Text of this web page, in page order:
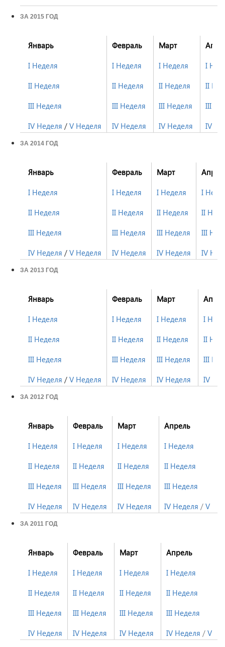
ЗА 2015 ГОД
Январь
I Неделя
II Неделя
III Неделя
IV Неделя / V Неделя
Февраль
I Неделя
II Неделя
III Неделя
IV Неделя
Март
I Неделя
II Неделя
III Неделя
IV Неделя
I
II
III
IV
ЗА 2014 ГОД
Январь
I Неделя
II Неделя
III Неделя
IV Неделя / V Неделя
Февраль
I Неделя
II Неделя
III Неделя
IV Неделя
Март
I Неделя
II Неделя
III Неделя
IV Неделя
I
II
III
IV
ЗА 2013 ГОД
Январь
I Неделя
II Неделя
III Неделя
IV Неделя / V Неделя
Февраль
I Неделя
II Неделя
III Неделя
IV Неделя
Март
I Неделя
II Неделя
III Неделя
IV Неделя
I
II
III
IV
ЗА 2012 ГОД
Январь
I Неделя
II Неделя
III Неделя
IV Неделя
Февраль
I Неделя
II Неделя
III Неделя
IV Неделя
Март
I Неделя
II Неделя
III Неделя
IV Неделя
Апрель
I Неделя
II Неделя
III Неделя
IV Неделя / V
ЗА 2011 ГОД
Январь
I Неделя
II Неделя
III Неделя
IV Неделя
Февраль
I Неделя
II Неделя
III Неделя
IV Неделя
Март
I Неделя
II Неделя
III Неделя
IV Неделя
Апрель
I Неделя
II Неделя
III Неделя
IV Неделя / V